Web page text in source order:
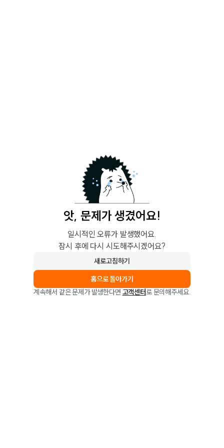
앗, 문제가 생겼어요!
일시적인 오류가 발생했어요.
잠시 후에 다시 시도해주시겠어요?
새로고침하기
홈으로 돌아가기
계속해서 같은 문제가 발생한다면 고객센터로 문의해주세요.